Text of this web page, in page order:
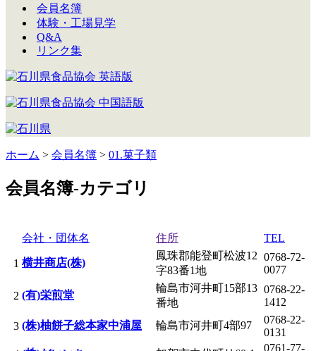
会員名簿
体験・工場見学
Q&A
リンク集
ホーム > 会員名簿 > 01.菓子類
会員名簿-カテゴリ
会社・団体名 住所 TEL
1 横井商店(株)
鳳珠郡能登町松波12
字83番1地
0768-72-
0077
2 (有)栄煎堂
輪島市河井町15部13
番地
0768-22-
1412
3 (株)柚餅子総本家中浦屋 輪島市河井町4部97
0768-22-
0131
0761-77-